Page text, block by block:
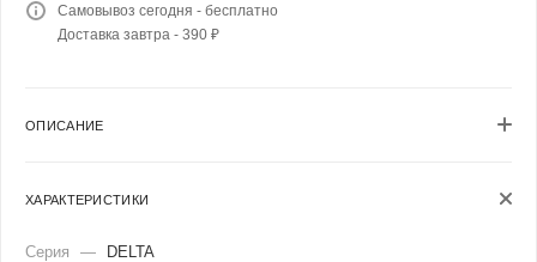
Самовывоз сегодня - бесплатно
Доставка завтра - 390 ₽
ОПИСАНИЕ
ХАРАКТЕРИСТИКИ
Серия —
DELTA